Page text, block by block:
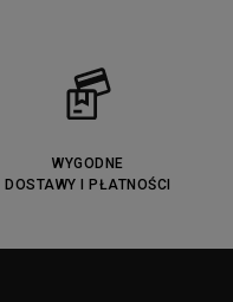
WYGODNE
DOSTAWY I PŁATNOŚCI